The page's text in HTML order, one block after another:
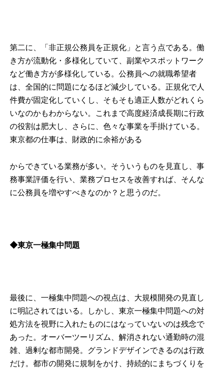
第二に、「非正規公務員を正規化」と言う点である。働
き方が流動化・多様化していて、副業やスポットワーク
など働き方が多様化している。公務員への就職希望者
は、全国的に問題になるほど減少している。正規化で人
件費が固定化していくし、そもそも適正人数がどれくら
いなのかもわからない。これまで高度経済成長期に行政
の役割は肥大し、さらに、色々な事業を手掛けている。
東京都の仕事は、財政的に余裕がある
からできている業務が多い。そういうものを見直し、事
務事業評価を行い、業務プロセスを改善すれば、そんな
に公務員を増やすべきなのか？と思うのだ。
◆東京一極集中問題
最後に、一極集中問題への視点は、大規模開発の見直し
に明記されてはいる。しかし、東京一極集中問題への対
処方法を視野に入れたものにはなっていないのは残念で
あった。オーバーツーリズム、解消されない通勤時の混
雑、過剰な都市開発。グランドデザインできるのは行政
だけ。都市の開発に規制をかけ、持続的にまちづくりを